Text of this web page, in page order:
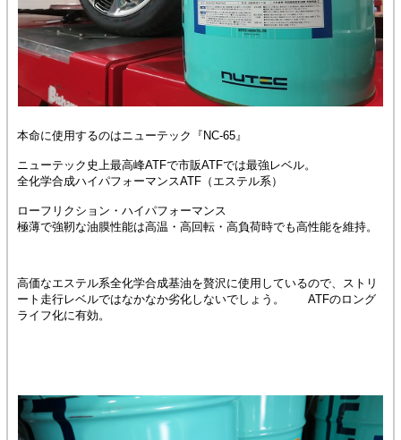
本命に使用するのはニューテック『NC-65』
ニューテック史上最高峰ATFで市販ATFでは最強レベル。
全化学合成ハイパフォーマンスATF（エステル系）
ローフリクション・ハイパフォーマンス
極薄で強靭な油膜性能は高温・高回転・高負荷時でも高性能を維持。
高価なエステル系全化学合成基油を贅沢に使用しているので、ストリ
ート走行レベルではなかなか劣化しないでしょう。 ATFのロング
ライフ化に有効。